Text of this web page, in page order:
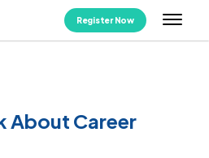
Register Now
About Career